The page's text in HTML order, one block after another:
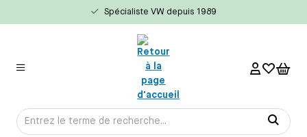
Spécialiste VW depuis 1989